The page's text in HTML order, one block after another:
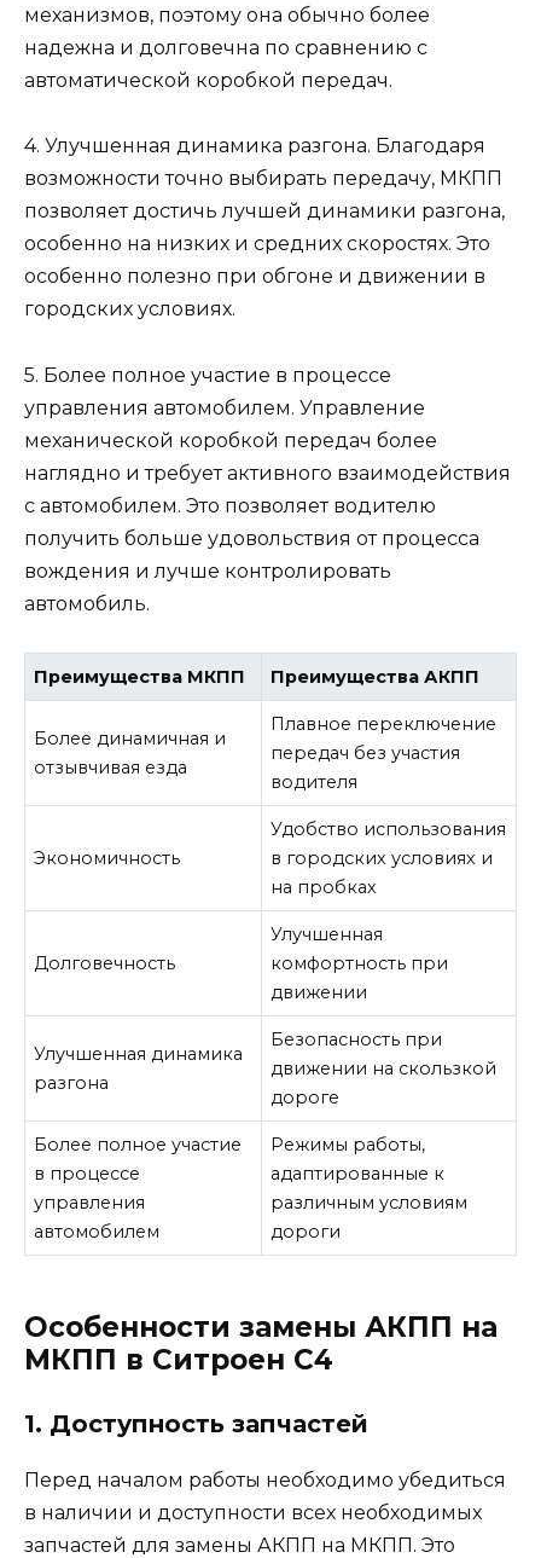
механизмов, поэтому она обычно более
надежна и долговечна по сравнению с
автоматической коробкой передач.
4. Улучшенная динамика разгона. Благодаря
возможности точно выбирать передачу, МКПП
позволяет достичь лучшей динамики разгона,
особенно на низких и средних скоростях. Это
особенно полезно при обгоне и движении в
городских условиях.
5. Более полное участие в процессе
управления автомобилем. Управление
механической коробкой передач более
наглядно и требует активного взаимодействия
с автомобилем. Это позволяет водителю
получить больше удовольствия от процесса
вождения и лучше контролировать
автомобиль.
Преимущества МКПП Преимущества АКПП
Более динамичная и
отзывчивая езда
Плавное переключение
передач без участия
водителя
Экономичность
Удобство использования
в городских условиях и
на пробках
Долговечность
Улучшенная
комфортность при
движении
Улучшенная динамика
разгона
Безопасность при
движении на скользкой
дороге
Более полное участие
в процессе
управления
автомобилем
Режимы работы,
адаптированные к
различным условиям
дороги
Особенности замены АКПП на
МКПП в Ситроен С4
1. Доступность запчастей
Перед началом работы необходимо убедиться
в наличии и доступности всех необходимых
запчастей для замены АКПП на МКПП. Это